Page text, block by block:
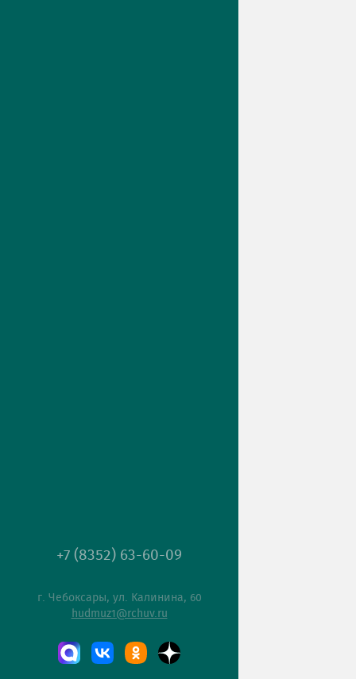
+7 (8352) 63-60-09
г. Чебоксары, ул. Калинина, 60
hudmuz1@rchuv.ru